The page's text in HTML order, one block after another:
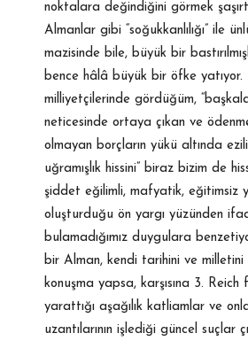
noktalara değindiğini görmek
Almanlar gibi “soğukkanlılığı” ile
mazisinde bile, büyük bir
bence hâlâ büyük bir öfke yatıyor.
milliyetçilerinde gördüğüm,
neticesinde ortaya çıkan ve
olmayan borçların yükü altında
uğramışlık hissini” biraz bizim de
şiddet eğilimli, mafyatik, eğitimsiz
oluşturduğu ön yargı yüzünden
bulamadığımız duygulara
bir Alman, kendi tarihini ve milletini
konuşma yapsa, karşısına 3. Reich
yarattığı aşağılık katliamlar ve
uzantılarının işlediği güncel suçlar